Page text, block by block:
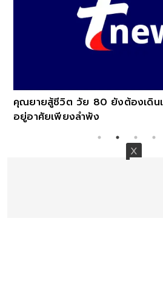
คุณยายสู้ชีวิต วัย 80 ยังต้องเดิน
อยู่อาศัยเพียงลำพัง